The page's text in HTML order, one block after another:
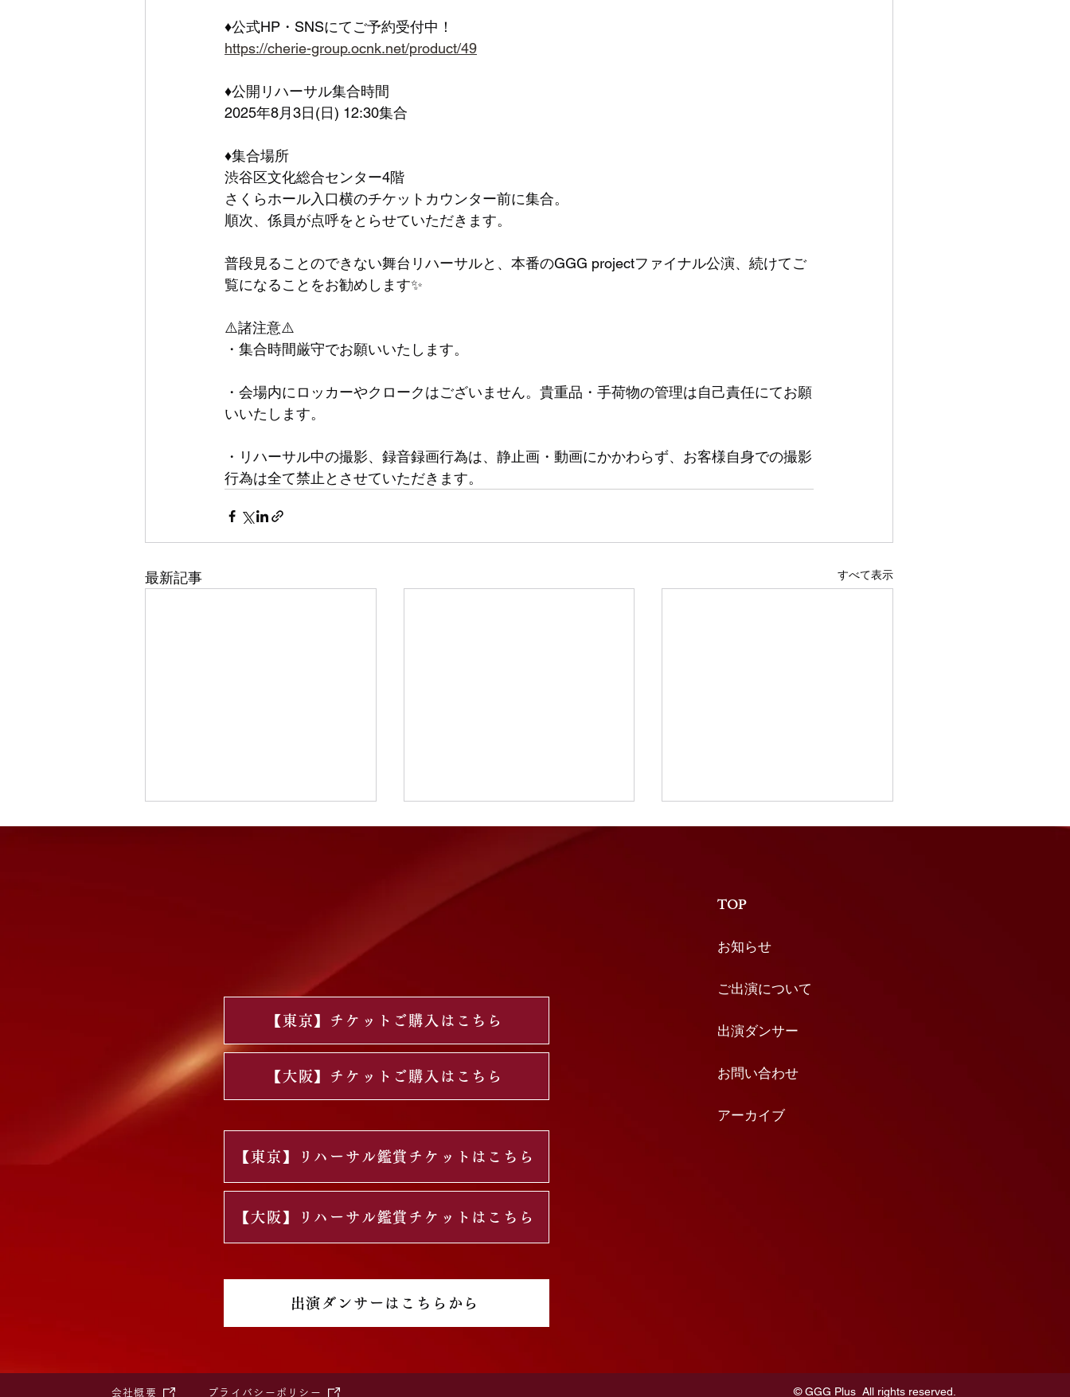
♦公式HP・SNSにてご予約受付中！
https://cherie-group.ocnk.net/product/49
♦公開リハーサル集合時間
2025年8月3日(日) 12:30集合
♦集合場所
渋谷区文化総合センター4階
さくらホール入口横のチケットカウンター前に集合。
順次、係員が点呼をとらせていただきます。
普段見ることのできない舞台リハーサルと、本番のGGG projectファイナル公演、続けてご
覧になることをお勧めします✨
⚠️諸注意⚠️
・集合時間厳守でお願いいたします。
・会場内にロッカーやクロークはございません。貴重品・手荷物の管理は自己責任にてお願
いいたします。
・リハーサル中の撮影、録音録画行為は、静止画・動画にかかわらず、お客様自身での撮影
行為は全て禁止とさせていただきます。
最新記事 すべて表示
GGG plus リハーサル鑑賞チ
本番前の緊張感あふれる舞台裏を
体感できる、 特別な「リハーサ
過程や、本番直前ならではの真剣
な空気感をご覧いただけます。
認、 プロダンサーによる細かな
調整など、 本番では見ることの
までの過程を間
【GGG plus リハーサル鑑賞
サルを見学できる「リハーサル鑑
本番とは違った緊張感や、 出演
者・プロダンサーが作品を創り上
機会です。 ■料金 1️⃣：本公演も
4,000円 ※本公演のチケットと、
リハーサル鑑賞のご入場時に確認
賞のみ 東
【東京】チケットご購入はこちら
【大阪】チケットご購入はこちら
【東京】リハーサル鑑賞チケットはこちら
TOP
お知らせ
ご出演について
出演ダンサー
お問い合わせ
アーカイブ
【大阪】リハーサル鑑賞チケットはこちら
出演ダンサーはこちらから
会社概要 プライバシーポリシー ©︎ GGG Plus All rights reserved.